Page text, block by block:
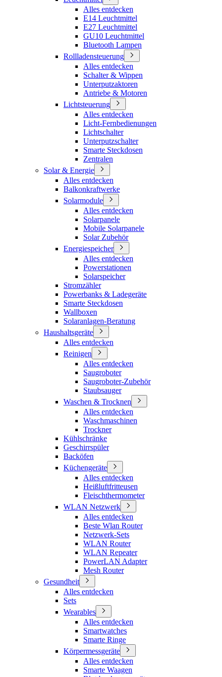
Alles entdecken
E14 Leuchtmittel
E27 Leuchtmittel
GU10 Leuchtmittel
Bluetooth Lampen
Rollladensteuerung
Alles entdecken
Schalter & Wippen
Unterputzaktoren
Antriebe & Motoren
Lichtsteuerung
Alles entdecken
Licht-Fernbedienungen
Lichtschalter
Unterputzschalter
Smarte Steckdosen
Zentralen
Solar & Energie
Alles entdecken
Balkonkraftwerke
Solarmodule
Alles entdecken
Solarpanele
Mobile Solarpanele
Solar Zubehör
Energiespeicher
Alles entdecken
Powerstationen
Solarspeicher
Stromzähler
Powerbanks & Ladegeräte
Smarte Steckdosen
Wallboxen
Solaranlagen-Beratung
Haushaltsgeräte
Alles entdecken
Reinigen
Alles entdecken
Saugroboter
Saugroboter-Zubehör
Staubsauger
Waschen & Trocknen
Alles entdecken
Waschmaschinen
Trockner
Kühlschränke
Geschirrspüler
Backöfen
Küchengeräte
Alles entdecken
Heißluftfritteusen
Fleischthermometer
WLAN Netzwerk
Alles entdecken
Beste Wlan Router
Netzwerk-Sets
WLAN Router
WLAN Repeater
PowerLAN Adapter
Mesh Router
Gesundheit
Alles entdecken
Sets
Wearables
Alles entdecken
Smartwatches
Smarte Ringe
Körpermessgeräte
Alles entdecken
Smarte Waagen